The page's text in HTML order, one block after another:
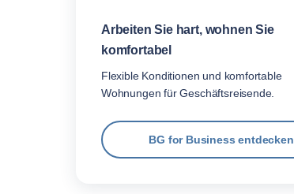
Arbeiten Sie hart, wohnen Sie
komfortabel
Flexible Konditionen und komfortable
Wohnungen für Geschäftsreisende.
BG for Business entdecken